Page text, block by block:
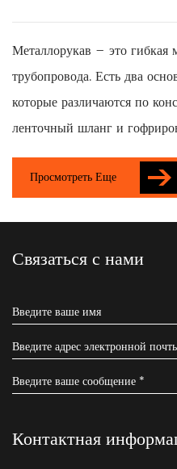
Металлорукав – это гибкая
трубопровода. Есть два
которые различаются по
ленточный шланг и
Просмотреть Еще
Связаться с нами
Контактная